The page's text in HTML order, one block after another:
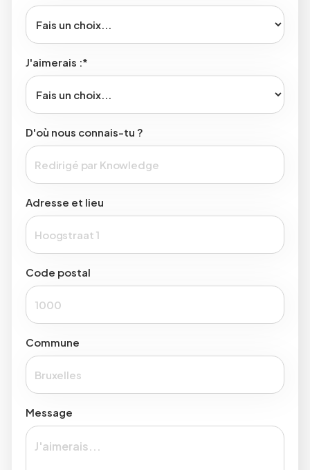
J'aimerais :*
D'où nous connais-tu ?
Adresse et lieu
Code postal
Commune
Message